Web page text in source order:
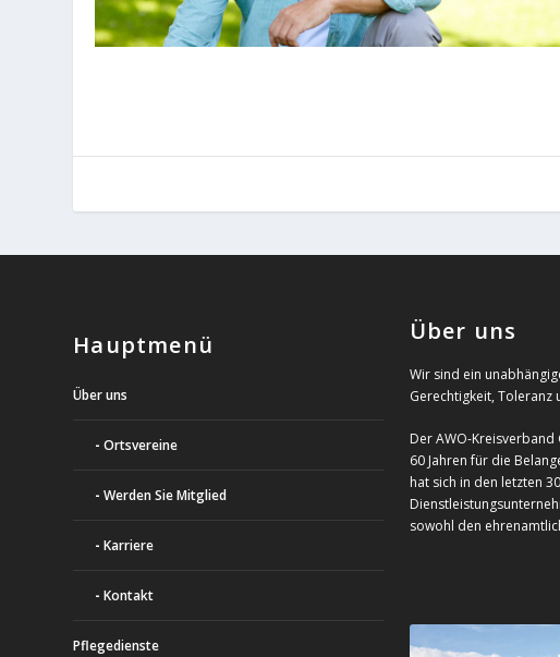
Hauptmenü
Über uns
Ortsvereine
Werden Sie Mitglied
Karriere
Kontakt
Pflegedienste
Über uns
Wir sind ein
Gerechtigkeit, Toleranz
Der AWO-
60 Jahren für die
hat sich in den letzten
sowohl den